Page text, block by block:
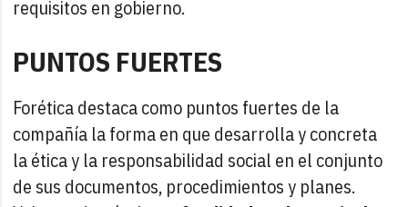
requisitos en gobierno.
PUNTOS FUERTES
Forética destaca como puntos fuertes de la
compañía la forma en que desarrolla y concreta
la ética y la responsabilidad social en el conjunto
de sus documentos, procedimientos y planes.